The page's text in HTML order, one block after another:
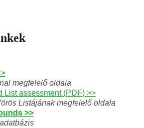
megfelelő oldala
List assessment (PDF) >>
Listájának megfelelő oldala
>>